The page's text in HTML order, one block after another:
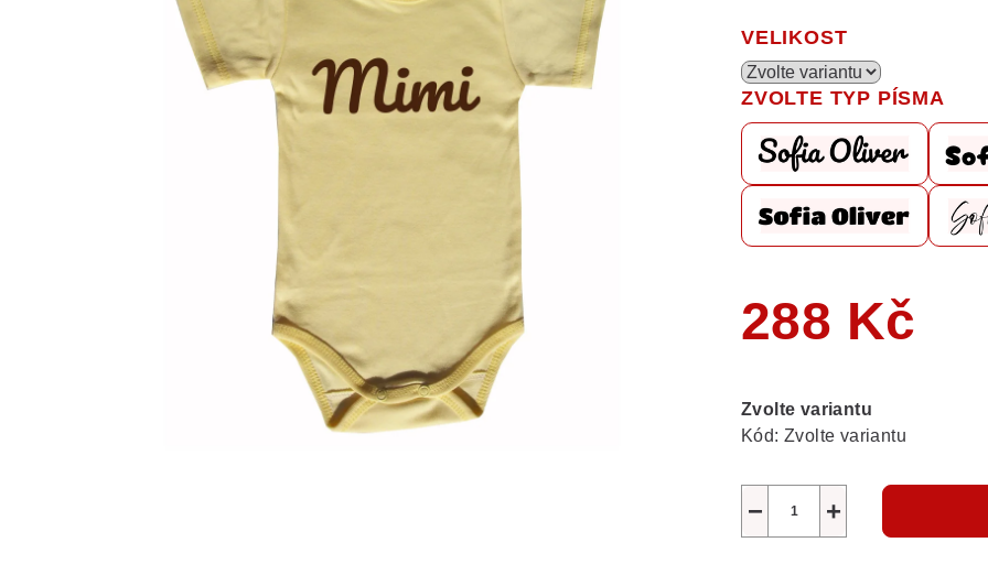
VELIKOST
ZVOLTE TYP PÍSMA
288 Kč
cena:
Zvolte variantu
Kód: Zvolte variantu
+
−